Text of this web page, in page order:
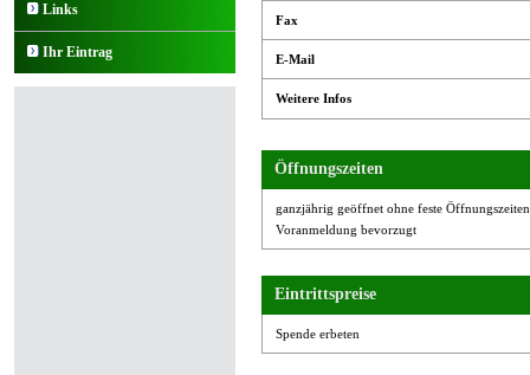
Links
Ihr Eintrag
Fax
E-Mail
Weitere Infos
Öffnungszeiten
ganzjährig geöffnet ohne feste
Voranmeldung bevorzugt
Eintrittspreise
Spende erbeten